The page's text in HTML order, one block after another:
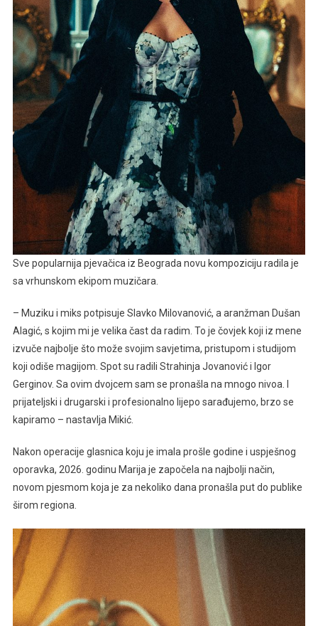
Sve popularnija pjevačica iz Beograda novu kompoziciju radila je
sa vrhunskom ekipom muzičara.
– Muziku i miks potpisuje Slavko Milovanović, a aranžman Dušan
Alagić, s kojim mi je velika čast da radim. To je čovjek koji iz mene
izvuče najbolje što može svojim savjetima, pristupom i studijom
koji odiše magijom. Spot su radili Strahinja Jovanović i Igor
Gerginov. Sa ovim dvojcem sam se pronašla na mnogo nivoa. I
prijateljski i drugarski i profesionalno lijepo sarađujemo, brzo se
kapiramo – nastavlja Mikić.
Nakon operacije glasnica koju je imala prošle godine i uspješnog
oporavka, 2026. godinu Marija je započela na najbolji način,
novom pjesmom koja je za nekoliko dana pronašla put do publike
širom regiona.